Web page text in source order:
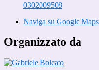
0302009508
Naviga su Google Maps
Organizzato da